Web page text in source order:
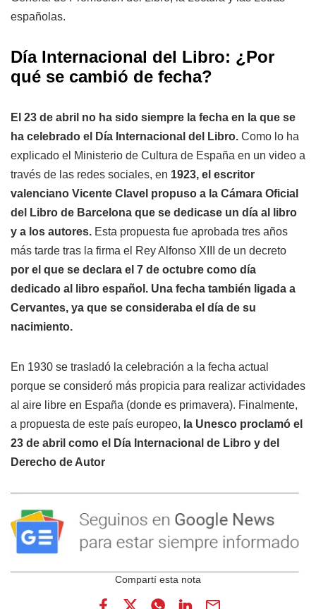
españolas.
Día Internacional del Libro: ¿Por
qué se cambió de fecha?
El 23 de abril no ha sido siempre la fecha en la que se
ha celebrado el Día Internacional del Libro. Como lo ha
explicado el Ministerio de Cultura de España en un video a
través de las redes sociales, en 1923, el escritor
valenciano Vicente Clavel propuso a la Cámara Oficial
del Libro de Barcelona que se dedicase un día al libro
y a los autores. Esta propuesta fue aprobada tres años
más tarde tras la firma el Rey Alfonso XIII de un decreto
por el que se declara el 7 de octubre como día
dedicado al libro español. Una fecha también ligada a
Cervantes, ya que se consideraba el día de su
nacimiento.
En 1930 se trasladó la celebración a la fecha actual
porque se consideró más propicia para realizar actividades
al aire libre en España (donde es primavera). Finalmente,
a propuesta de este país europeo, la Unesco proclamó el
23 de abril como el Día Internacional de Libro y del
Derecho de Autor